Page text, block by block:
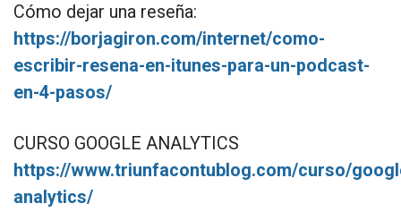
Cómo dejar una reseña:
https://borjagiron.com/internet/como-
escribir-resena-en-itunes-para-un-podcast-
en-4-pasos/
CURSO GOOGLE ANALYTICS
https://www.triunfacontublog.com/curso/
analytics/